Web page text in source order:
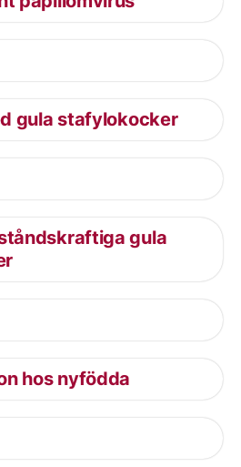
gula stafylokocker
gula
hos nyfödda